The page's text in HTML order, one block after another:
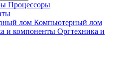
Процессоры
Компьютерный лом
Оргтехника и